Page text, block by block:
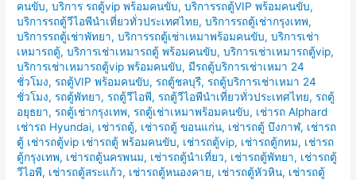
คนขับ,บริการ รถตู้vip พร้อมคนขับ,บริการรถตู้VIP พร้อมคนขับ,
บริการรถตู้วีไอพีนำเที่ยวทั่วประเทศไทย,บริการรถตู้เช่ากรุงเทพ,
บริการรถตู้เช่าพัทยา,บริการรถตู้เช่าเหมาพร้อมคนขับ,บริการเช่า
เหมารถตู้,บริการเช่าเหมารถตู้ พร้อมคนขับ,บริการเช่าเหมารถตู้vip,
บริการเช่าเหมารถตู้vip พร้อมคนขับ,มีรถตู้บริการเช่าเหมา 24
ชั่วโมง,รถตู้VIP พร้อมคนขับ,รถตู้ชลบุรี,รถตู้บริการเช่าเหมา 24
ชั่วโมง,รถตู้พัทยา,รถตู้วีไอพี,รถตู้วีไอพีนำเที่ยวทั่วประเทศไทย,รถตู้
อยุธยา,รถตู้เช่ากรุงเทพ,รถตู้เช่าเหมาพร้อมคนขับ, เช่ารถ Alphard
เช่ารถ Hyundai, เช่ารถตู้, เช่ารถตู้ ขอนแก่น, เช่ารถตู้ บึงกาฬ, เช่ารถ
ตู้ เช่ารถตู้vip เช่ารถตู้ พร้อมคนขับ, เช่ารถตู้vip, เช่ารถตู้กทม, เช่ารถ
ตู้กรุงเทพ, เช่ารถตู้นครพนม, เช่ารถตู้นำเที่ยว, เช่ารถตู้พัทยา, เช่ารถตู้
วีไอพี, เช่ารถตู้สระแก้ว, เช่ารถตู้หนองคาย, เช่ารถตู้หัวหิน, เช่ารถตู้